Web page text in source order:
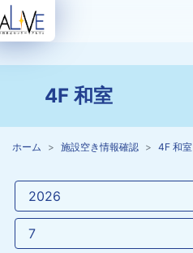
4F 和室
ホーム 施設空き情報確認 4F 和室